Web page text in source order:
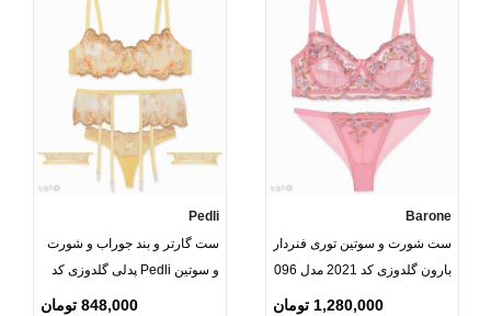
Barone
ست شورت و سوتین توری فنردار
بارون گلدوزی کد 2021 مدل 096
1,280,000 تومان
Pedli
ست گارتر و بند جوراب و شورت
و سوتین Pedli پدلی گلدوزی کد
848,000 تومان